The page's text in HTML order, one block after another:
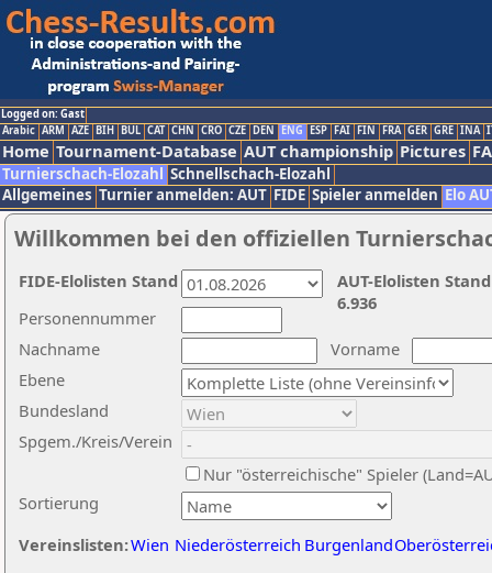
Logged on: Gast
Arabic ARM AZE BIH BUL CAT CHN CRO CZE DEN ENG ESP FAI FIN FRA GER GRE INA
Home Tournament-Database AUT championship Pictures
Turnierschach-Elozahl Schnellschach-Elozahl
Allgemeines Turnier anmelden: AUT FIDE Spieler anmelden Elo
Willkommen bei den offiziellen
Nachname
Vorname
Ebene
Sortierung
Personennummer
Bundesland
Spgem./Kreis/Verein
Nur "österreichische" Spieler
Vereinslisten:Wien Niederösterreich Burgenland
AUT-Elolisten
6.936
FIDE-Elolisten Stand